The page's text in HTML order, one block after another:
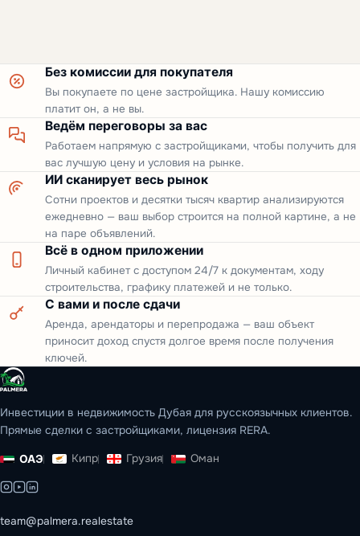
Без комиссии для покупателя
Вы покупаете по цене застройщика. Нашу комиссию
платит он, а не вы.
Ведём переговоры за вас
Работаем напрямую с застройщиками, чтобы получить для
вас лучшую цену и условия на рынке.
ИИ сканирует весь рынок
Сотни проектов и десятки тысяч квартир анализируются
ежедневно — ваш выбор строится на полной картине, а не
на паре объявлений.
Всё в одном приложении
Личный кабинет с доступом 24/7 к документам, ходу
строительства, графику платежей и не только.
С вами и после сдачи
Аренда, арендаторы и перепродажа — ваш объект
приносит доход спустя долгое время после получения
ключей.
Инвестиции в недвижимость Дубая для русскоязычных клиентов.
Прямые сделки с застройщиками, лицензия RERA.
ОАЭ Кипр Грузия Оман
team@palmera.realestate